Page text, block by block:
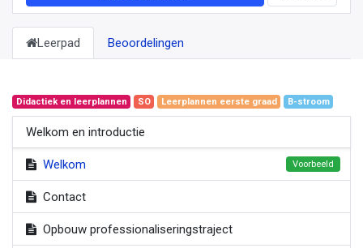
Leerpad Beoordelingen
Didactiek en leerplannen SO Leerplannen eerste graad B-stroom
Welkom en introductie
Welkom Voorbeeld
Contact
Opbouw professionaliseringstraject